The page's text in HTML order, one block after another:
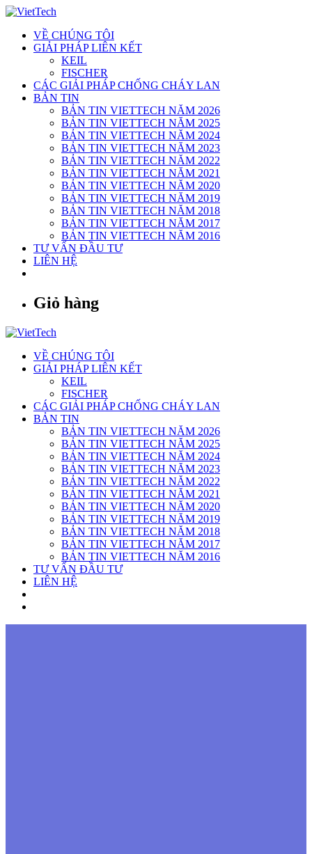
Skip
contentVỀ CHÚNG TÔI
GIẢI PHÁP LIÊN KẾT
KEIL
FISCHER
CÁC GIẢI PHÁP CHỐNG CHÁY LAN
BẢN TIN
BẢN TIN VIETTECH NĂM 2026
BẢN TIN VIETTECH NĂM 2025
BẢN TIN VIETTECH NĂM 2024
BẢN TIN VIETTECH NĂM 2023
BẢN TIN VIETTECH NĂM 2022
BẢN TIN VIETTECH NĂM 2021
BẢN TIN VIETTECH NĂM 2020
BẢN TIN VIETTECH NĂM 2019
BẢN TIN VIETTECH NĂM 2018
BẢN TIN VIETTECH NĂM 2017
BẢN TIN VIETTECH NĂM 2016
TƯ VẤN ĐẦU TƯ
LIÊN HỆ
Giỏ hàng
VỀ CHÚNG TÔI
GIẢI PHÁP LIÊN KẾT
KEIL
FISCHER
CÁC GIẢI PHÁP CHỐNG CHÁY LAN
BẢN TIN
BẢN TIN VIETTECH NĂM 2026
BẢN TIN VIETTECH NĂM 2025
BẢN TIN VIETTECH NĂM 2024
BẢN TIN VIETTECH NĂM 2023
BẢN TIN VIETTECH NĂM 2022
BẢN TIN VIETTECH NĂM 2021
BẢN TIN VIETTECH NĂM 2020
BẢN TIN VIETTECH NĂM 2019
BẢN TIN VIETTECH NĂM 2018
BẢN TIN VIETTECH NĂM 2017
BẢN TIN VIETTECH NĂM 2016
TƯ VẤN ĐẦU TƯ
LIÊN HỆ